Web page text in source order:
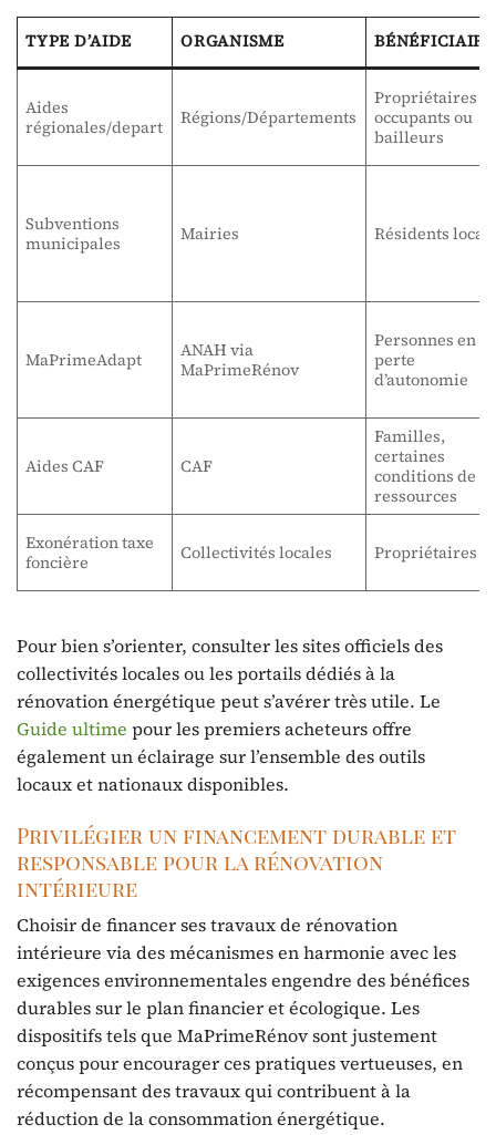
TYPE D’AIDE ORGANISME
Aides
régionales/depart
Régions/Départements
Propriétaires
occupants ou
bailleurs
Subventions
municipales
Mairies Résidents
MaPrimeAdapt
ANAH via
MaPrimeRénov
Personnes en
perte
d’autonomie
Aides CAF CAF
Familles,
certaines
conditions de
ressources
Exonération taxe
foncière
Collectivités locales Propriétaires
Pour bien s’orienter, consulter les sites officiels des
collectivités locales ou les portails dédiés à la
rénovation énergétique peut s’avérer très utile. Le
Guide ultime pour les premiers acheteurs offre
également un éclairage sur l’ensemble des outils
locaux et nationaux disponibles.
Privilégier un financement durable et
responsable pour la rénovation
intérieure
Choisir de financer ses travaux de rénovation
intérieure via des mécanismes en harmonie avec les
exigences environnementales engendre des bénéfices
durables sur le plan financier et écologique. Les
dispositifs tels que MaPrimeRénov sont justement
conçus pour encourager ces pratiques vertueuses, en
récompensant des travaux qui contribuent à la
réduction de la consommation énergétique.